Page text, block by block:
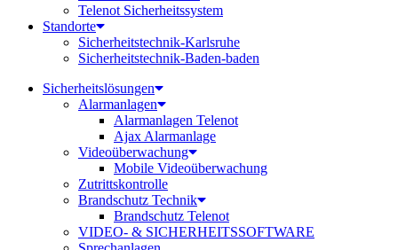
Telenot Sicherheitssystem
Standorte
Sicherheitstechnik-Karlsruhe
Sicherheitstechnik-Baden-baden
Sicherheitslösungen
Alarmanlagen
Alarmanlagen Telenot
Ajax Alarmanlage
Videoüberwachung
Mobile Videoüberwachung
Zutrittskontrolle
Brandschutz Technik
Brandschutz Telenot
VIDEO- & SICHERHEITSSOFTWARE